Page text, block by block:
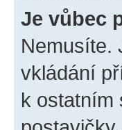
Je vůbec
Nemusíte.
vkládání
k ostatním